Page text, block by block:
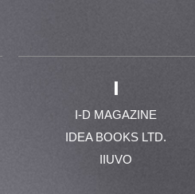
I
I-D MAGAZINE
IDEA BOOKS LTD.
IIUVO